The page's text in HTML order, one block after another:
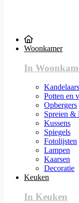
Woonkamer
In
Potten en
Opbergers
Spreien &
Kussens
Spiegels
Fotolijsten
Lampen
Kaarsen
Decoratie
Keuken
In Keuken